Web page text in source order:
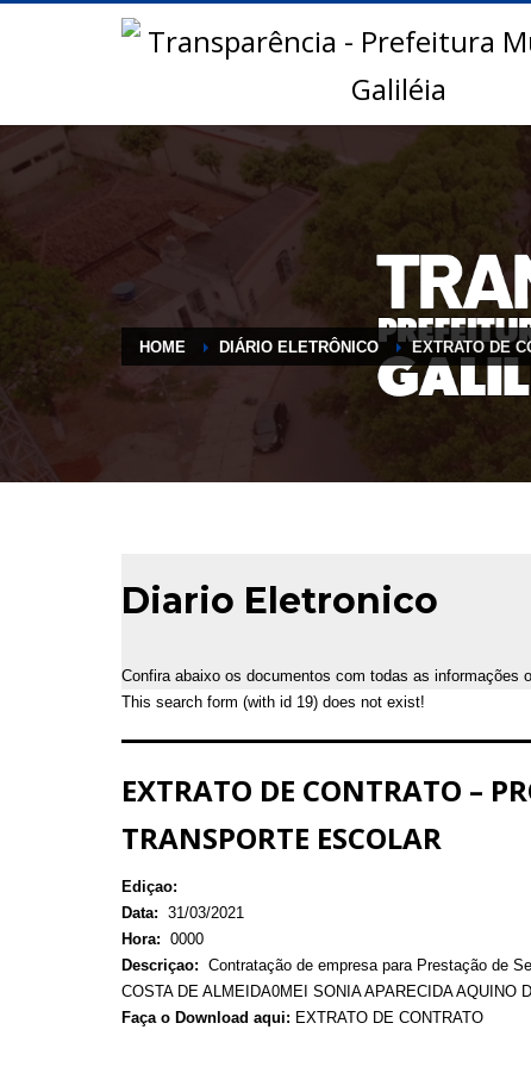
HOME DIÁRIO ELETRÔNICO EXTRATO DE
Diario Eletronico
Confira abaixo os documentos com todas as informações
This search form (with id 19) does not exist!
EXTRATO DE CONTRATO –
TRANSPORTE ESCOLAR
Ediçao:
Data: 31/03/2021
Hora: 0000
Descriçao: Contratação de empresa para Prestação de
COSTA DE ALMEIDA0MEI SONIA APARECIDA
Faça o Download aqui: EXTRATO DE CONTRATO